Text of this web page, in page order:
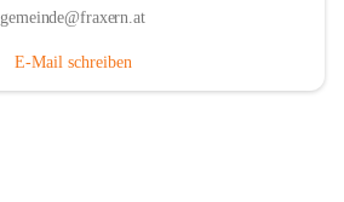
gemeinde@fraxern.at
E-Mail schreiben